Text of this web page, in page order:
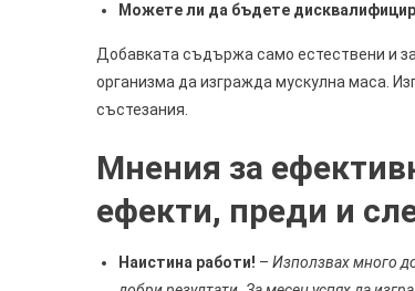
Можете ли да бъдете
Добавката съдържа само естествени и
организма да изгражда мускулна маса.
състезания.
Мнения за
ефекти, преди и
Наистина работи! – Използвах много